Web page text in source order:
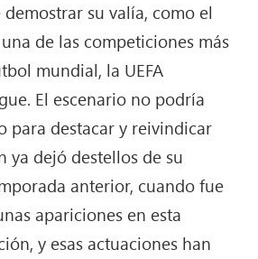
su valía, como el
de las competiciones más
mundial, la UEFA
El escenario no podría
para destacar y reivindicar
ya dejó destellos de su
anterior, cuando fue
apariciones en esta
y esas actuaciones han